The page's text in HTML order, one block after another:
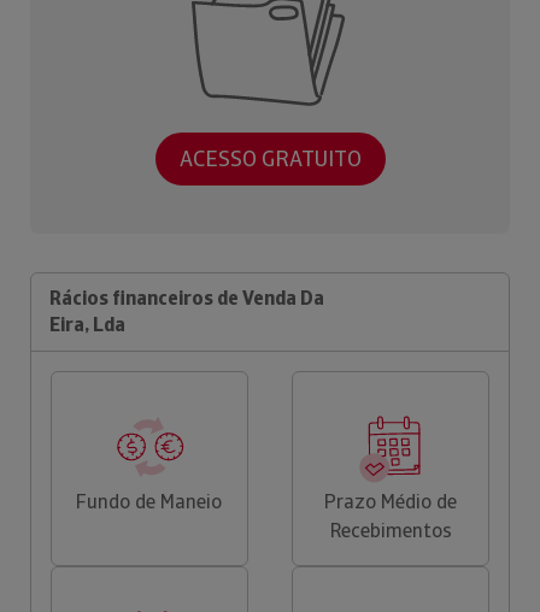
ACESSO GRATUITO
Rácios financeiros de Venda Da
Eira, Lda
Fundo de Maneio
Prazo Médio de
Recebimentos